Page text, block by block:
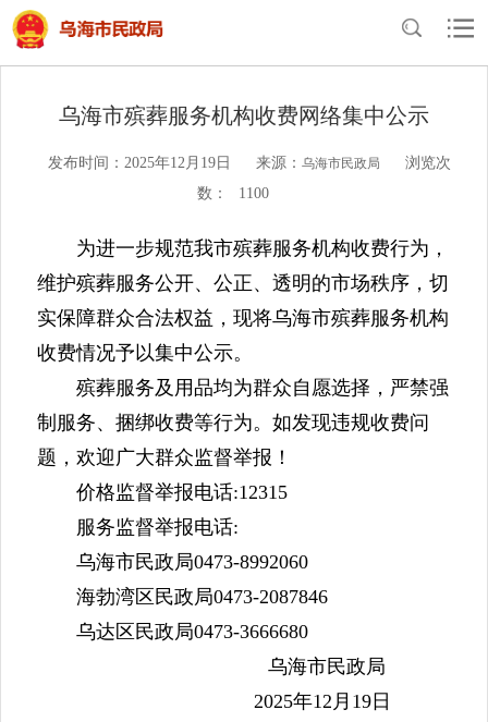
当前位置：首页>民政概况
乌海市殡葬服务机构收费网络集中公示
发布时间：2025年12月19日 来源： 乌海市民政局
浏览次
数：
1100
为进一步规范我市殡葬服务机构收费行为，
维护殡葬服务公开、公正、透明的市场秩序，切
实保障群众合法权益，现将乌海市殡葬服务机构
收费情况予以集中公示。
殡葬服务及用品均为群众自愿选择，严禁强
制服务、捆绑收费等行为。如发现违规收费问
题，欢迎广大群众监督举报！
价格监督举报电话:12315
服务监督举报电话:
乌海市民政局0473-8992060
海勃湾区民政局0473-2087846
乌达区民政局0473-3666680
乌海市民政局
2025年12 月 19 日